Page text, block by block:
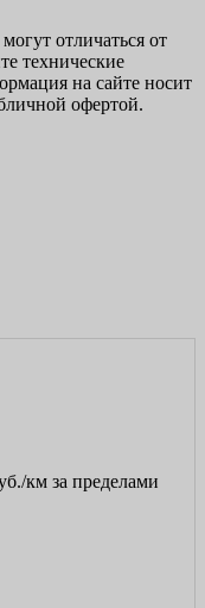
отличаться от
технические
на сайте носит
офертой.
км за пределами